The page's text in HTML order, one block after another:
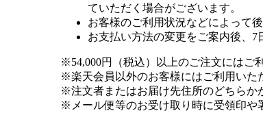
ていただく場合がございます。
お客様のご利用状況などによって
お支払い方法の変更をご案内後、7
※54,000円（税込）以上のご注文にはご
※楽天会員以外のお客様にはご利用いた
※注文者またはお届け先住所のどちらか
※メール便等のお受け取り時に受領印や